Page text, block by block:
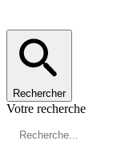
Rechercher
Votre recherche